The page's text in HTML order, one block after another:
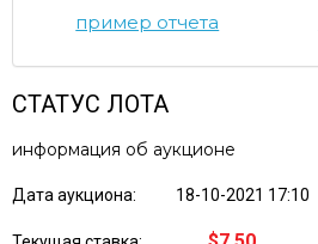
пример отчета
СТАТУС ЛОТА
информация об аукционе
Дата аукциона: 18-10-2021 17:10